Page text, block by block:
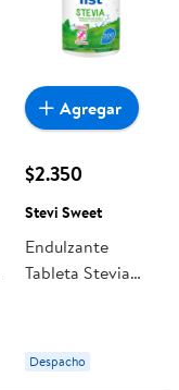
$2.350
Stevi Sweet
Endulzante
Tableta Stevia
Sweet
Despacho
Agregar